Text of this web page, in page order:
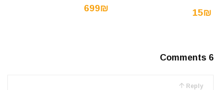
15₪
699₪
6 Comments
Reply